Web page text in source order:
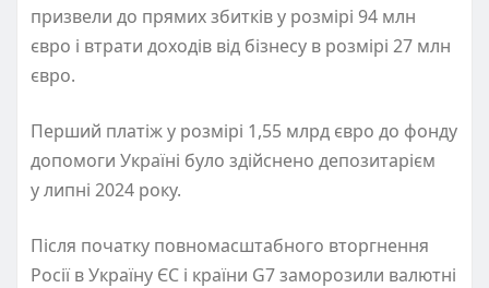
призвели до прямих збитків у розмірі 94 млн
євро і втрати доходів від бізнесу в розмірі 27 млн
євро.
Перший платіж у розмірі 1,55 млрд євро до фонду
допомоги Україні було здійснено депозитарієм
у липні 2024 року.
Після початку повномасштабного вторгнення
Росії в Україну ЄС і країни G7 заморозили валютні